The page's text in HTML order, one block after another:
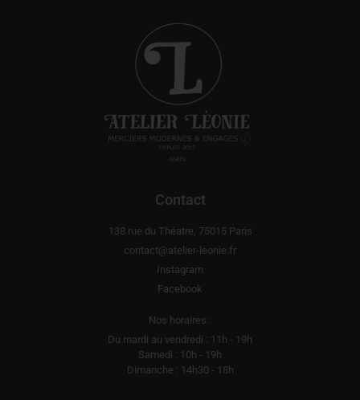
Contact
138 rue du Théatre, 75015 Paris
contact@atelier-leonie.fr
Instagram
Facebook
Nos horaires :
Du mardi au vendredi : 11h - 19h
Samedi : 10h - 19h
Dimanche : 14h30 - 18h